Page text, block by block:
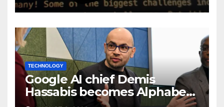
TECHNOLOGY
Google AI chief Demis
Hassabis becomes Alphabet